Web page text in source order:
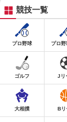
競技一覧
プロ野球 プロ
ゴルフ Jリ
大相撲 Bリ